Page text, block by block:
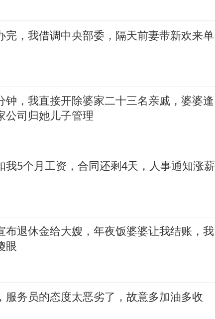
完，我借调中央部委，隔天前妻带新欢来单
钟，我直接开除婆家二十三名亲戚，婆婆逢
公司归她儿子管理
我5个月工资，合同还剩4天，人事通知涨薪
布退休金给大嫂，年夜饭婆婆让我结账，我
眼
服务员的态度太恶劣了，故意多加油多收